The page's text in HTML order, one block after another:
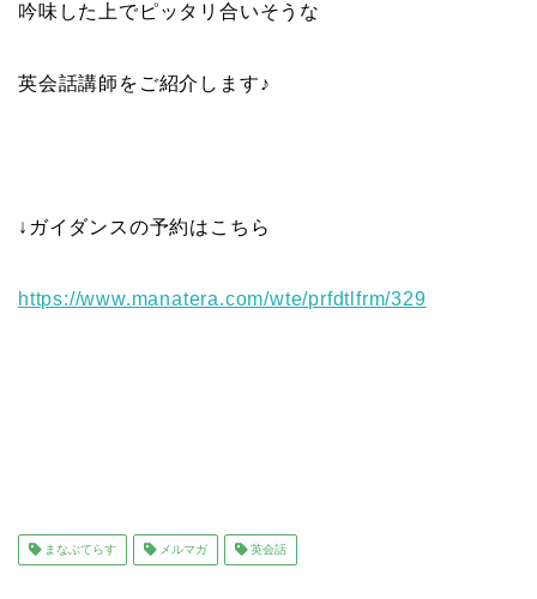
吟味した上でピッタリ合いそうな
英会話講師をご紹介します♪
↓ガイダンスの予約はこちら
https://www.manatera.com/wte/prfdtlfrm/329
まなぶてらす メルマガ 英会話